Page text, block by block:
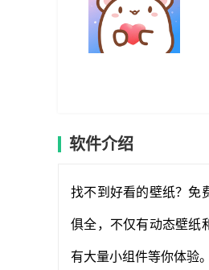
软件介绍
找不到好看的壁纸？免
俱全，不仅有动态壁纸
有大量小组件等你体验。